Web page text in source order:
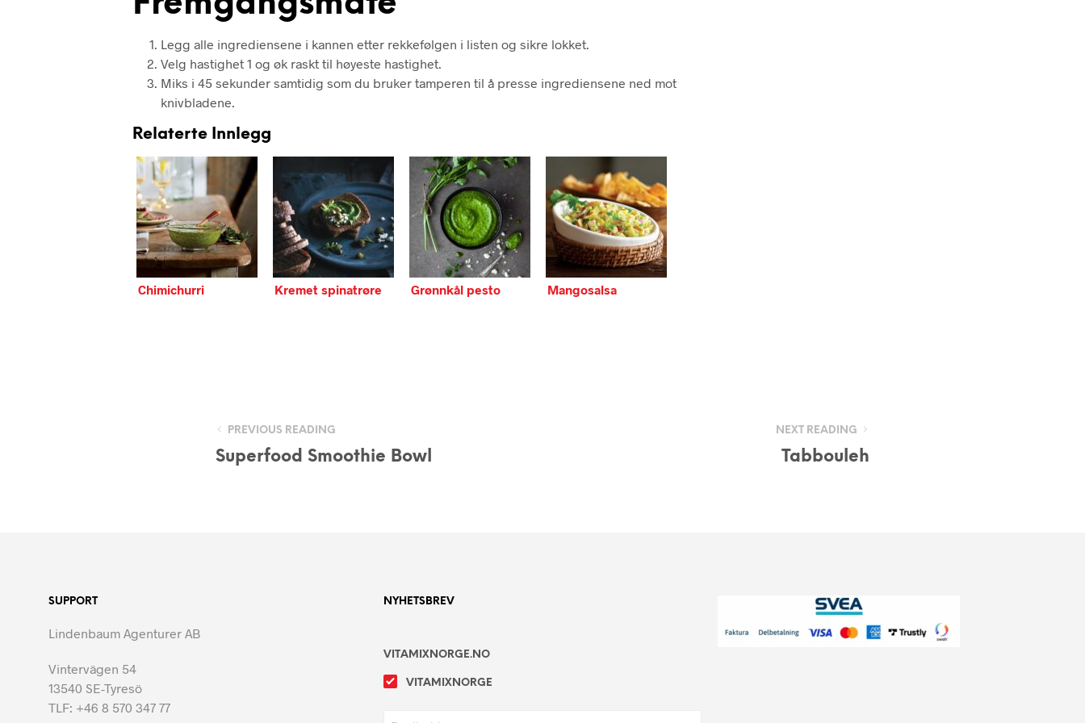
Legg alle ingrediensene i kannen etter rekkefølgen i listen og sikre lokket.
Velg hastighet 1 og øk raskt til høyeste hastighet.
Miks i 45 sekunder samtidig som du bruker tamperen til å presse ingrediensene ned mot
knivbladene.
Relaterte Innlegg
Chimichurri Kremet spinatrøre Grønnkål pesto Mangosalsa
PREVIOUS READING
Superfood Smoothie Bowl
NEXT READING
Tabbouleh
SUPPORT
Lindenbaum Agenturer AB
Vintervägen 54
13540 SE-Tyresö
TLF: +46 8 570 347 77
NYHETSBREV
VITAMIXNORGE.NO
VITAMIXNORGE